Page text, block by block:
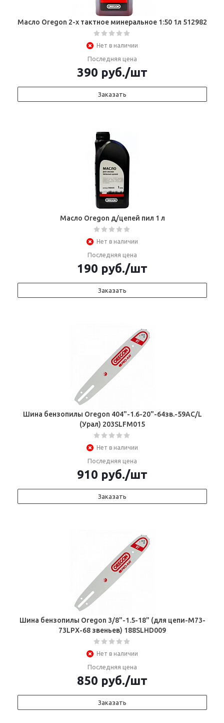
Масло Oregon 2-х тактное минеральное 1:50 1л 512982
Нет в наличии
Последняя цена
390 руб./шт
Заказать
Масло Oregon д/цепей пил 1 л
Нет в наличии
Последняя цена
190 руб./шт
Заказать
Шина бензопилы Oregon 404"-1.6-20"-64зв.-59АС/L
(Урал) 203SLFM015
Нет в наличии
Последняя цена
910 руб./шт
Заказать
Шина бензопилы Oregon 3/8"-1.5-18" (для цепи-М73-
73LРX-68 звеньев) 188SLHD009
Нет в наличии
Последняя цена
850 руб./шт
Заказать